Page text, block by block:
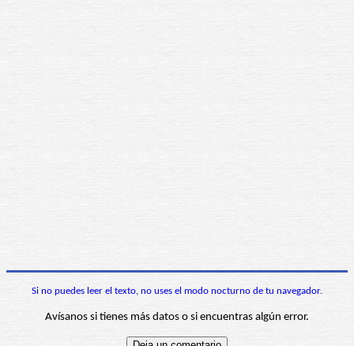
Si no puedes leer el texto, no uses el modo nocturno de tu navegador.
Avísanos si tienes más datos o si encuentras algún error.